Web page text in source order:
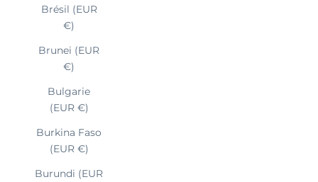
Brésil (EUR
€)
Brunei (EUR
€)
Bulgarie
(EUR €)
Burkina Faso
(EUR €)
Burundi (EUR